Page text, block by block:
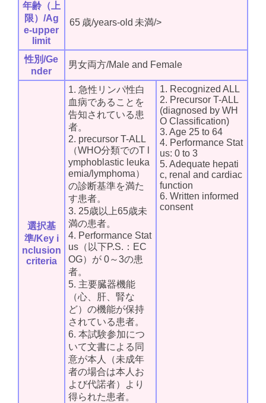
年齢（上
限）/Ag
e-upper
limit
65 歳/years-old 未満/>
性別/Ge
nder
男女両方/Male and Female
選択基
準/Key i
nclusion
criteria
1. 急性リンパ性白
血病であることを
告知されている患
者。
2. precursor T-ALL
（WHO分類でのT l
ymphoblastic leuka
emia/lymphoma）
の診断基準を満た
す患者。
3. 25歳以上65歳未
満の患者。
4. Performance Stat
us（以下P.S.：EC
OG）が 0～3の患
者。
5. 主要臓器機能
（心、肝、腎な
ど）の機能が保持
されている患者。
6. 本試験参加につ
いて文書による同
意が本人（未成年
者の場合は本人お
よび代諾者）より
得られた患者。
1. Recognized ALL
2. Precursor T-ALL
(diagnosed by WH
O Classification)
3. Age 25 to 64
4. Performance Stat
us: 0 to 3
5. Adequate hepati
c, renal and cardiac
function
6. Written informed
consent